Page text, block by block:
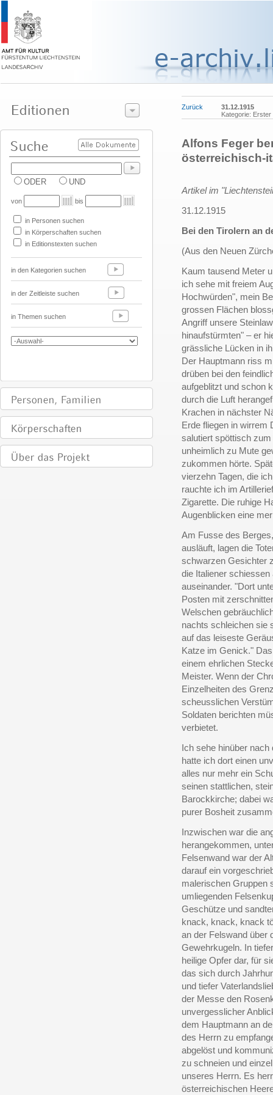
ODER UND
von bis
in Personen suchen
in Körperschaften suchen
in Editionstexten suchen
in den Kategorien suchen
in der Zeitleiste suchen
in Themen suchen
Zurück
31.12.1915
Kategorie: Erster
Alfons Feger
österreichisch-
Artikel im
31.12.1915
Bei den Tirolern an
(Aus den Neuen
Kaum tausend Meter
ich sehe mit freiem
Hochwürden", mein
grossen Flächen
Angriff unsere
hinaufstürmten" – er
grässliche Lücken in
Der Hauptmann riss
drüben bei den
aufgeblitzt und schon
durch die Luft
Krachen in nächster
Erde fliegen in wirrem
salutiert spöttisch
unheimlich zu Mute
zukommen hörte.
vierzehn Tagen, die
rauchte ich im
Zigarette. Die ruhige
Augenblicken eine
Am Fusse des
ausläuft, lagen die
schwarzen Gesichter
die Italiener
auseinander. "Dort
Posten mit
Welschen
nachts schleichen sie
auf das leiseste
Katze im Genick."
einem ehrlichen
Meister. Wenn der
Einzelheiten des
scheusslichen
Soldaten berichten
verbietet.
Ich sehe hinüber
hatte ich dort einen
alles nur mehr ein
seinen stattlichen,
Barockkirche; dabei
purer Bosheit
Inzwischen war die
herangekommen,
Felsenwand war der
darauf ein
malerischen Gruppen
umliegenden
Geschütze und
knack, knack, knack
an der Felswand über
Gewehrkugeln. In
heilige Opfer dar, für
das sich durch
und tiefer
der Messe den
unvergesslicher
dem Hauptmann an
des Herrn zu
abgelöst und
zu schneien und
unseres Herrn. Es
österreichischen